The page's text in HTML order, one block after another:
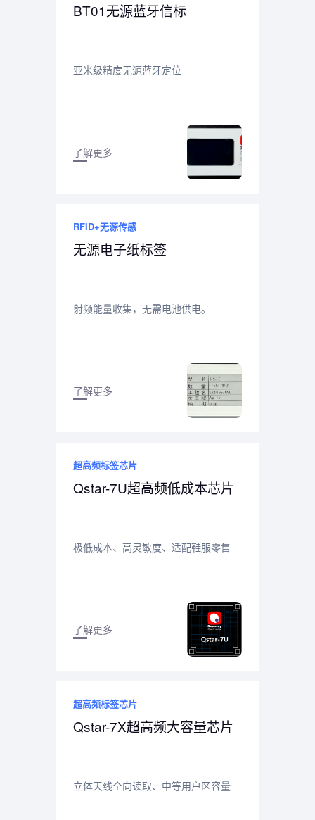
BT01无源蓝牙信标
亚米级精度无源蓝牙定位
了解更多
RFID+无源传感
无源电子纸标签
射频能量收集，无需电池供电。
了解更多
超高频标签芯片
Qstar-7U超高频低成本芯片
极低成本、高灵敏度、适配鞋服零售
了解更多
超高频标签芯片
Qstar-7X超高频大容量芯片
立体天线全向读取、中等用户区容量